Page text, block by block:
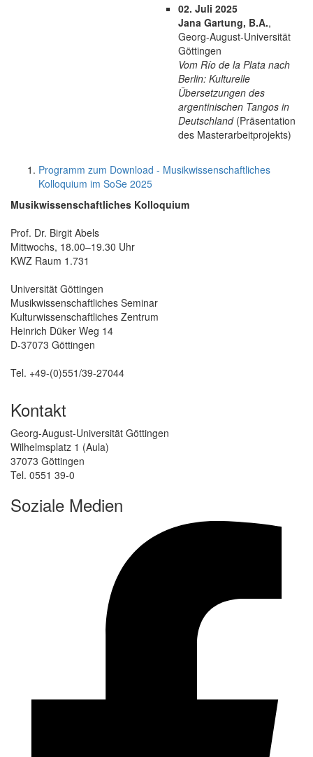
02. Juli 2025
Jana Gartung, B.A.,
Georg-August-Universität
Göttingen
Vom Río de la Plata nach
Berlin: Kulturelle
Übersetzungen des
argentinischen Tangos in
Deutschland(Präsentation
des Masterarbeitprojekts)
Programm zum Download - Musikwissenschaftliches
Kolloquium im SoSe 2025
Musikwissenschaftliches Kolloquium
Prof. Dr. Birgit Abels
Mittwochs, 18.00–19.30 Uhr
KWZ Raum 1.731
Universität Göttingen
Musikwissenschaftliches Seminar
Kulturwissenschaftliches Zentrum
Heinrich Düker Weg 14
D-37073 Göttingen
Tel. +49-(0)551/39-27044
Kontakt
Georg-August-Universität Göttingen
Wilhelmsplatz 1 (Aula)
37073 Göttingen
Tel. 0551 39-0
Soziale Medien